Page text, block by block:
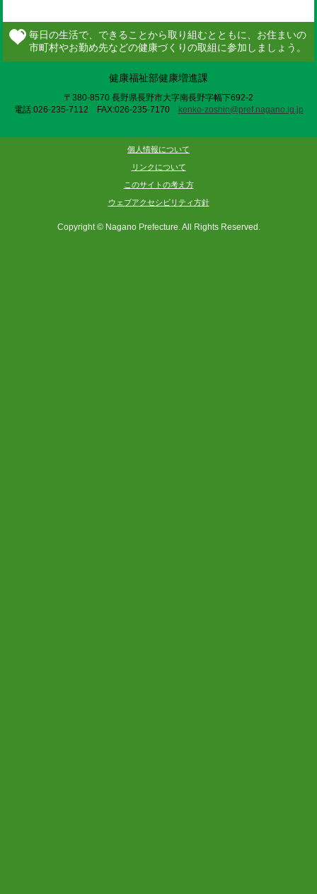
健康福祉部健康増進課
〒380-8570 長野県長野市大字南長野字幅下692-2
電話:026-235-7112 FAX:026-235-7170
kenko-zoshin@pref.nagano.lg.jp
個人情報について
リンクについて
このサイトの考え方
ウェブアクセシビリティ方針
Copyright © Nagano Prefecture. All Rights Reserved.